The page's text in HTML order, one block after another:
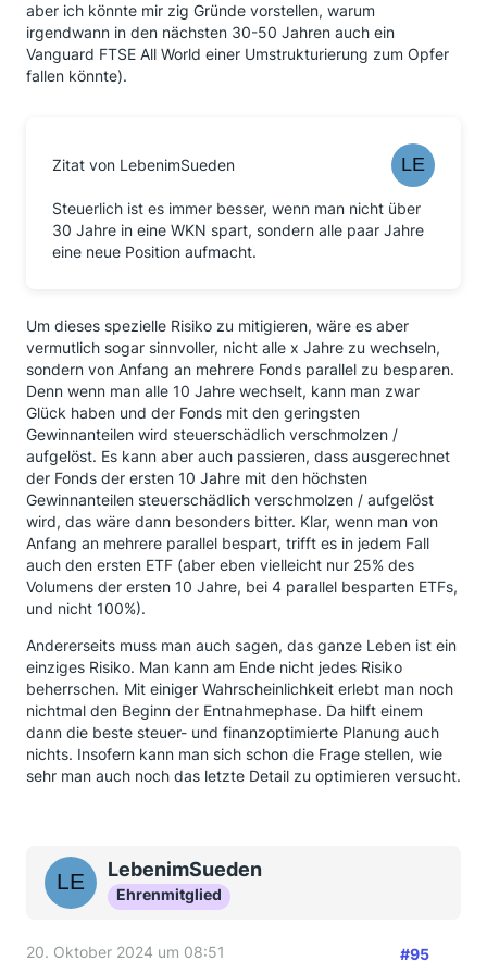
aber ich könnte mir zig Gründe vorstellen, warum
irgendwann in den nächsten 30-50 Jahren auch ein
Vanguard FTSE All World einer Umstrukturierung zum Opfer
fallen könnte).
Zitat von LebenimSueden
Steuerlich ist es immer besser, wenn man nicht über
30 Jahre in eine WKN spart, sondern alle paar Jahre
eine neue Position aufmacht.
Um dieses spezielle Risiko zu mitigieren, wäre es aber
vermutlich sogar sinnvoller, nicht alle x Jahre zu wechseln,
sondern von Anfang an mehrere Fonds parallel zu besparen.
Denn wenn man alle 10 Jahre wechselt, kann man zwar
Glück haben und der Fonds mit den geringsten
Gewinnanteilen wird steuerschädlich verschmolzen /
aufgelöst. Es kann aber auch passieren, dass ausgerechnet
der Fonds der ersten 10 Jahre mit den höchsten
Gewinnanteilen steuerschädlich verschmolzen / aufgelöst
wird, das wäre dann besonders bitter. Klar, wenn man von
Anfang an mehrere parallel bespart, trifft es in jedem Fall
auch den ersten ETF (aber eben vielleicht nur 25% des
Volumens der ersten 10 Jahre, bei 4 parallel besparten ETFs,
und nicht 100%).
Andererseits muss man auch sagen, das ganze Leben ist ein
einziges Risiko. Man kann am Ende nicht jedes Risiko
beherrschen. Mit einiger Wahrscheinlichkeit erlebt man noch
nichtmal den Beginn der Entnahmephase. Da hilft einem
dann die beste steuer- und finanzoptimierte Planung auch
nichts. Insofern kann man sich schon die Frage stellen, wie
sehr man auch noch das letzte Detail zu optimieren versucht.
LebenimSueden
Ehrenmitglied
20. Oktober 2024 um 08:51 #95